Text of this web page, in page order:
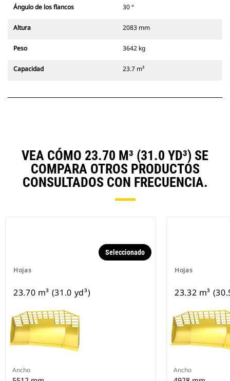
Ángulo de los flancos 30 °
Altura 2083 mm
Peso 3642 kg
Capacidad 23.7 m³
VEA CÓMO 23.70 M³ (31.0 YD³) SE
COMPARA OTROS PRODUCTOS
CONSULTADOS CON FRECUENCIA.
Hojas
Seleccionado
23.70 m³ (31.0 yd³)
Ancho
Hojas
23.32 m³
Ancho